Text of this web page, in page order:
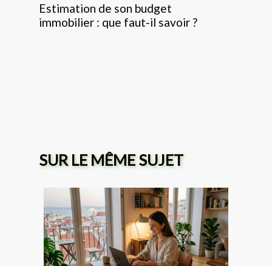
Estimation de son budget
immobilier : que faut-il savoir ?
SUR LE MÊME SUJET